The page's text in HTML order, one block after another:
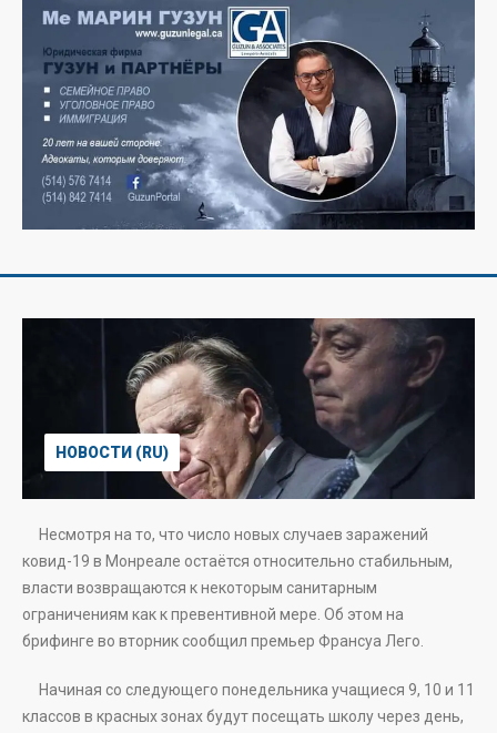
НОВОСТИ (RU)
Несмотря на то, что число новых случаев заражений
ковид-19 в Монреале остаётся относительно стабильным,
власти возвращаются к некоторым санитарным
ограничениям как к превентивной мере. Об этом на
брифинге во вторник сообщил премьер Франсуа Лего.
Начиная со следующего понедельника учащиеся 9, 10 и 11
классов в красных зонах будут посещать школу через день,